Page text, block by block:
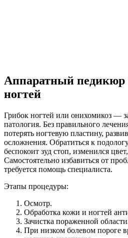
Аппаратный педикюр
ногтей
Грибок ногтей или онихомикоз —
патология. Без правильного
потерять ногтевую пластину,
осложнения. Обратиться к
беспокоит зуд стоп, изменился
Самостоятельно избавиться от
требуется помощь специалиста.
Этапы процедуры:
Осмотр.
Обработка кожи и ногтей
Зачистка пораженной
При низком болевом пороге